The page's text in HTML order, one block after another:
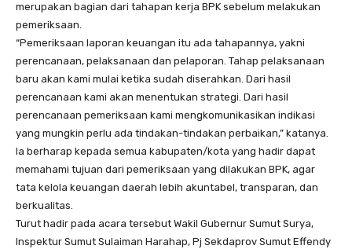
merupakan bagian dari tahapan kerja BPK sebelum melakukan
pemeriksaan.
“Pemeriksaan laporan keuangan itu ada tahapannya, yakni
perencanaan, pelaksanaan dan pelaporan. Tahap pelaksanaan
baru akan kami mulai ketika sudah diserahkan. Dari hasil
perencanaan kami akan menentukan strategi. Dari hasil
perencanaan pemeriksaan kami mengkomunikasikan indikasi
yang mungkin perlu ada tindakan-tindakan perbaikan,” katanya.
Ia berharap kepada semua kabupaten/kota yang hadir dapat
memahami tujuan dari pemeriksaan yang dilakukan BPK, agar
tata kelola keuangan daerah lebih akuntabel, transparan, dan
berkualitas.
Turut hadir pada acara tersebut Wakil Gubernur Sumut Surya,
Inspektur Sumut Sulaiman Harahap, Pj Sekdaprov Sumut Effendy